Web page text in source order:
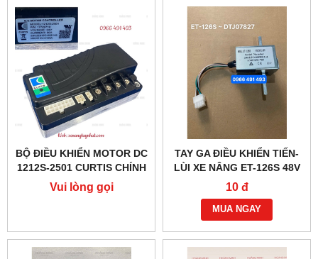
BỘ ĐIỀU KHIỂN MOTOR DC
1212S-2501 CURTIS CHÍNH
HÃNG
Vui lòng gọi
TAY GA ĐIỀU KHIỂN TIẾN-
LÙI XE NÂNG ET-126S 48V
(6 DÂY)
10 đ
MUA NGAY